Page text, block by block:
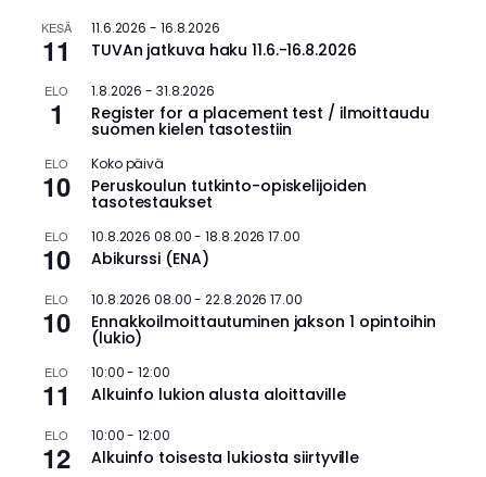
KESÄ
11
11.6.2026 - 16.8.2026
TUVAn jatkuva haku 11.6.-16.8.2026
ELO
1
1.8.2026 - 31.8.2026
Register for a placement test / ilmoittaudu
suomen kielen tasotestiin
ELO
10
Koko päivä
Peruskoulun tutkinto-opiskelijoiden
tasotestaukset
ELO
10
10.8.2026 08.00-18.8.2026 17.00
Abikurssi (ENA)
ELO
10
10.8.2026 08.00-22.8.2026 17.00
Ennakkoilmoittautuminen jakson 1 opintoihin
(lukio)
ELO
11
10:00-12:00
Alkuinfo lukion alusta aloittaville
ELO
12
10:00-12:00
Alkuinfo toisesta lukiosta siirtyville